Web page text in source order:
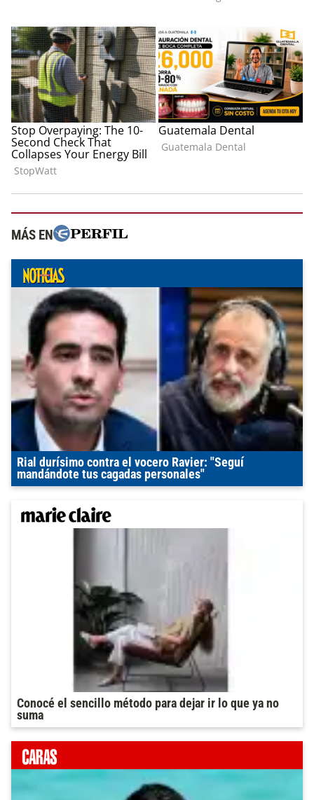
MÁS EN
Rial durísimo contra el vocero Ravier: "Seguí
mandándote tus cagadas personales"
Conocé el sencillo método para dejar ir lo que ya no
suma